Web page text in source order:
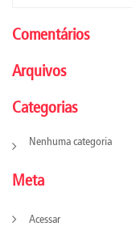
Comentários
Arquivos
Categorias
Nenhuma categoria
Meta
Acessar